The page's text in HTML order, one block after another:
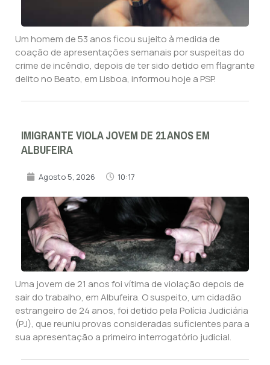
Um homem de 53 anos ficou sujeito à medida de
coação de apresentações semanais por suspeitas do
crime de incêndio, depois de ter sido detido em flagrante
delito no Beato, em Lisboa, informou hoje a PSP.
IMIGRANTE VIOLA JOVEM DE 21 ANOS EM
ALBUFEIRA
Agosto 5, 2026 10:17
Uma jovem de 21 anos foi vítima de violação depois de
sair do trabalho, em Albufeira. O suspeito, um cidadão
estrangeiro de 24 anos, foi detido pela Polícia Judiciária
(PJ), que reuniu provas consideradas suficientes para a
sua apresentação a primeiro interrogatório judicial.